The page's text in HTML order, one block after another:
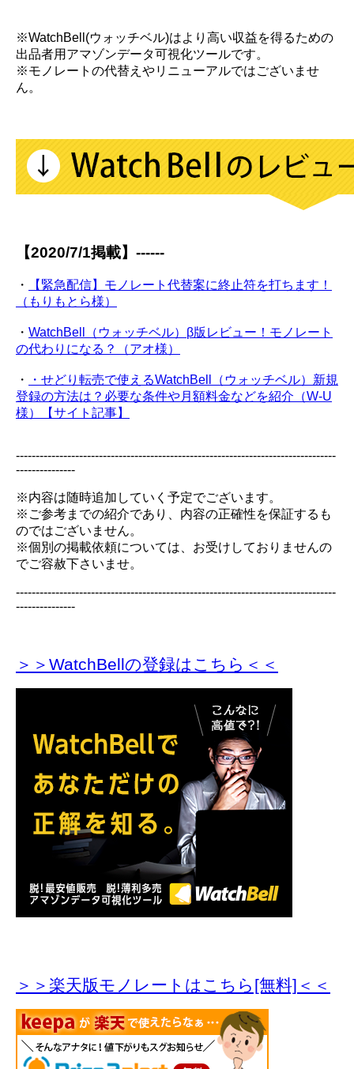
※WatchBell(ウォッチベル)はより高い収益を得るための
出品者用アマゾンデータ可視化ツールです。
※モノレートの代替えやリニューアルではございませ
ん。
【2020/7/1掲載】------
・
【緊急配信】モノレート代替案に終止符を打ちます！
（もりもとら様）
・ WatchBell（ウォッチベル）β版レビュー！モノレート
の代わりになる？（アオ様）
・
・せどり転売で使えるWatchBell（ウォッチベル）新規
登録の方法は？必要な条件や月額料金などを紹介（W-U
様）【サイト記事】
---------------------------------------------------------------------------------
---------------
※内容は随時追加していく予定でございます。
※ご参考までの紹介であり、内容の正確性を保証するも
のではございません。
※個別の掲載依頼については、お受けしておりませんの
でご容赦下さいませ。
---------------------------------------------------------------------------------
---------------
＞＞WatchBellの登録はこちら＜＜
＞＞楽天版モノレートはこちら[無料]＜＜